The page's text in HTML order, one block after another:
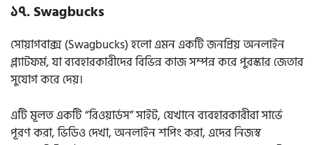
১৭. Swagbucks
সোয়াগবাক্স (Swagbucks) হলো এমন একটি জনপ্রিয় অনলাইন
প্ল্যাটফর্ম, যা ব্যবহারকারীদের বিভিন্ন কাজ সম্পন্ন করে পুরস্কার জেতার
সুযোগ করে দেয়।
এটি মূলত একটি “রিওয়ার্ডস” সাইট, যেখানে ব্যবহারকারীরা সার্ভে
পূরণ করা, ভিডিও দেখা, অনলাইন শপিং করা, এদের নিজস্ব